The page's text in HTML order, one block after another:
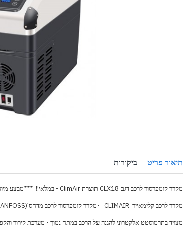
תיאור פריט ביקורות
מקרר קומפרסור לרכב דגם CLX18 תוצרת ClimAir - במלאי!! ***מבצע מיוחד **
מקרר לרכב קלימאייר CLIMAIR -מקרר קומפרסור לרכב מדחס ׁ(SECOP
מצויד בתרמוסטט אלקטרוני להגנה על הרכב במתח נמוך - מערכת קירור